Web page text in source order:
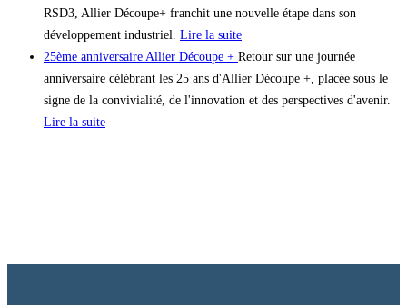
RSD3, Allier Découpe+ franchit une nouvelle étape dans son
développement industriel. Lire la suite
25ème anniversaire Allier Découpe + Retour sur une journée
anniversaire célébrant les 25 ans d'Allier Découpe +, placée sous le
signe de la convivialité, de l'innovation et des perspectives d'avenir.
Lire la suite